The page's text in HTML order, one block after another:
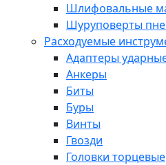
Шлифовальные
Шуруповерты
Расходуемые
Адаптеры
Анкеры
Биты
Буры
Винты
Гвозди
Головки торцевые